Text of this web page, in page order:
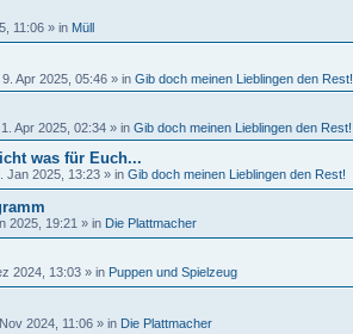
11:06 » in Müll
9. Apr 2025, 05:46 » in Gib doch meinen Lieblingen den Rest!
1. Apr 2025, 02:34 » in Gib doch meinen Lieblingen den Rest!
was für Euch...
Jan 2025, 13:23 » in Gib doch meinen Lieblingen den Rest!
2025, 19:21 » in Die Plattmacher
2024, 13:03 » in Puppen und Spielzeug
2024, 11:06 » in Die Plattmacher